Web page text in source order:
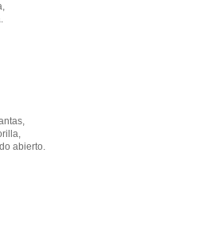
abierto.